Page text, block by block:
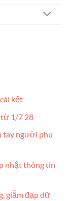
kết
1/7 28
tay người phụ
nhật thông tin
giẫm đạp dữ